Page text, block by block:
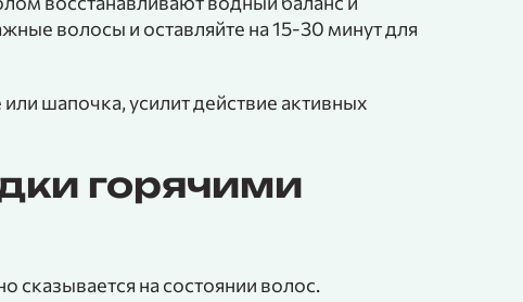
волосы и оставляйте на 15-30 минут для
шапочка, усилит действие активных
горячими
сказывается на состоянии волос.